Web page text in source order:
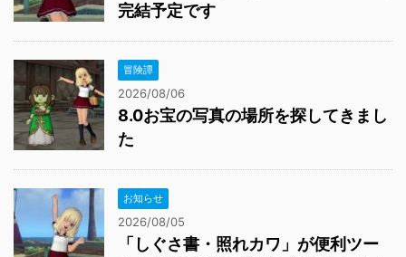
完結予定です
冒険譚
2026/08/06
8.0お宝の写真の場所を探してきまし
た
お知らせ
2026/08/05
「しぐさ書・照れカワ」が便利ツー